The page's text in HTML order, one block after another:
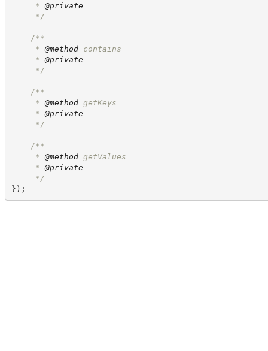
* @private
*/
/**
* @method contains
* @private
*/
/**
* @method getKeys
* @private
*/
/**
* @method getValues
* @private
*/
} ) ;